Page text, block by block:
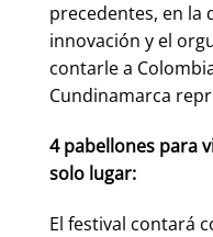
precedentes, en la
innovación y el
contarle a
Cundinamarca
4 pabellones para
solo lugar:
El festival contará